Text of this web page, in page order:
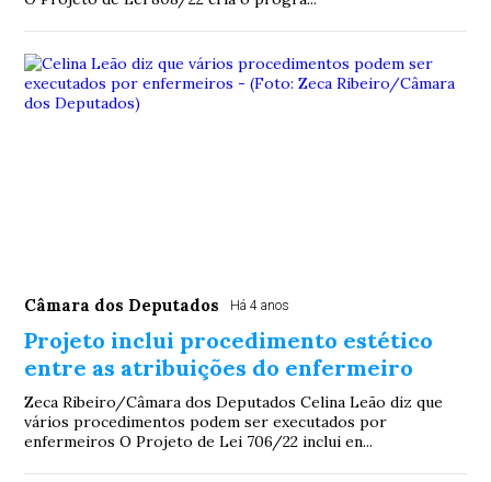
Câmara dos Deputados Há 4 anos
Projeto inclui procedimento estético
entre as atribuições do enfermeiro
Zeca Ribeiro/Câmara dos Deputados Celina Leão diz que
vários procedimentos podem ser executados por
enfermeiros O Projeto de Lei 706/22 inclui en...